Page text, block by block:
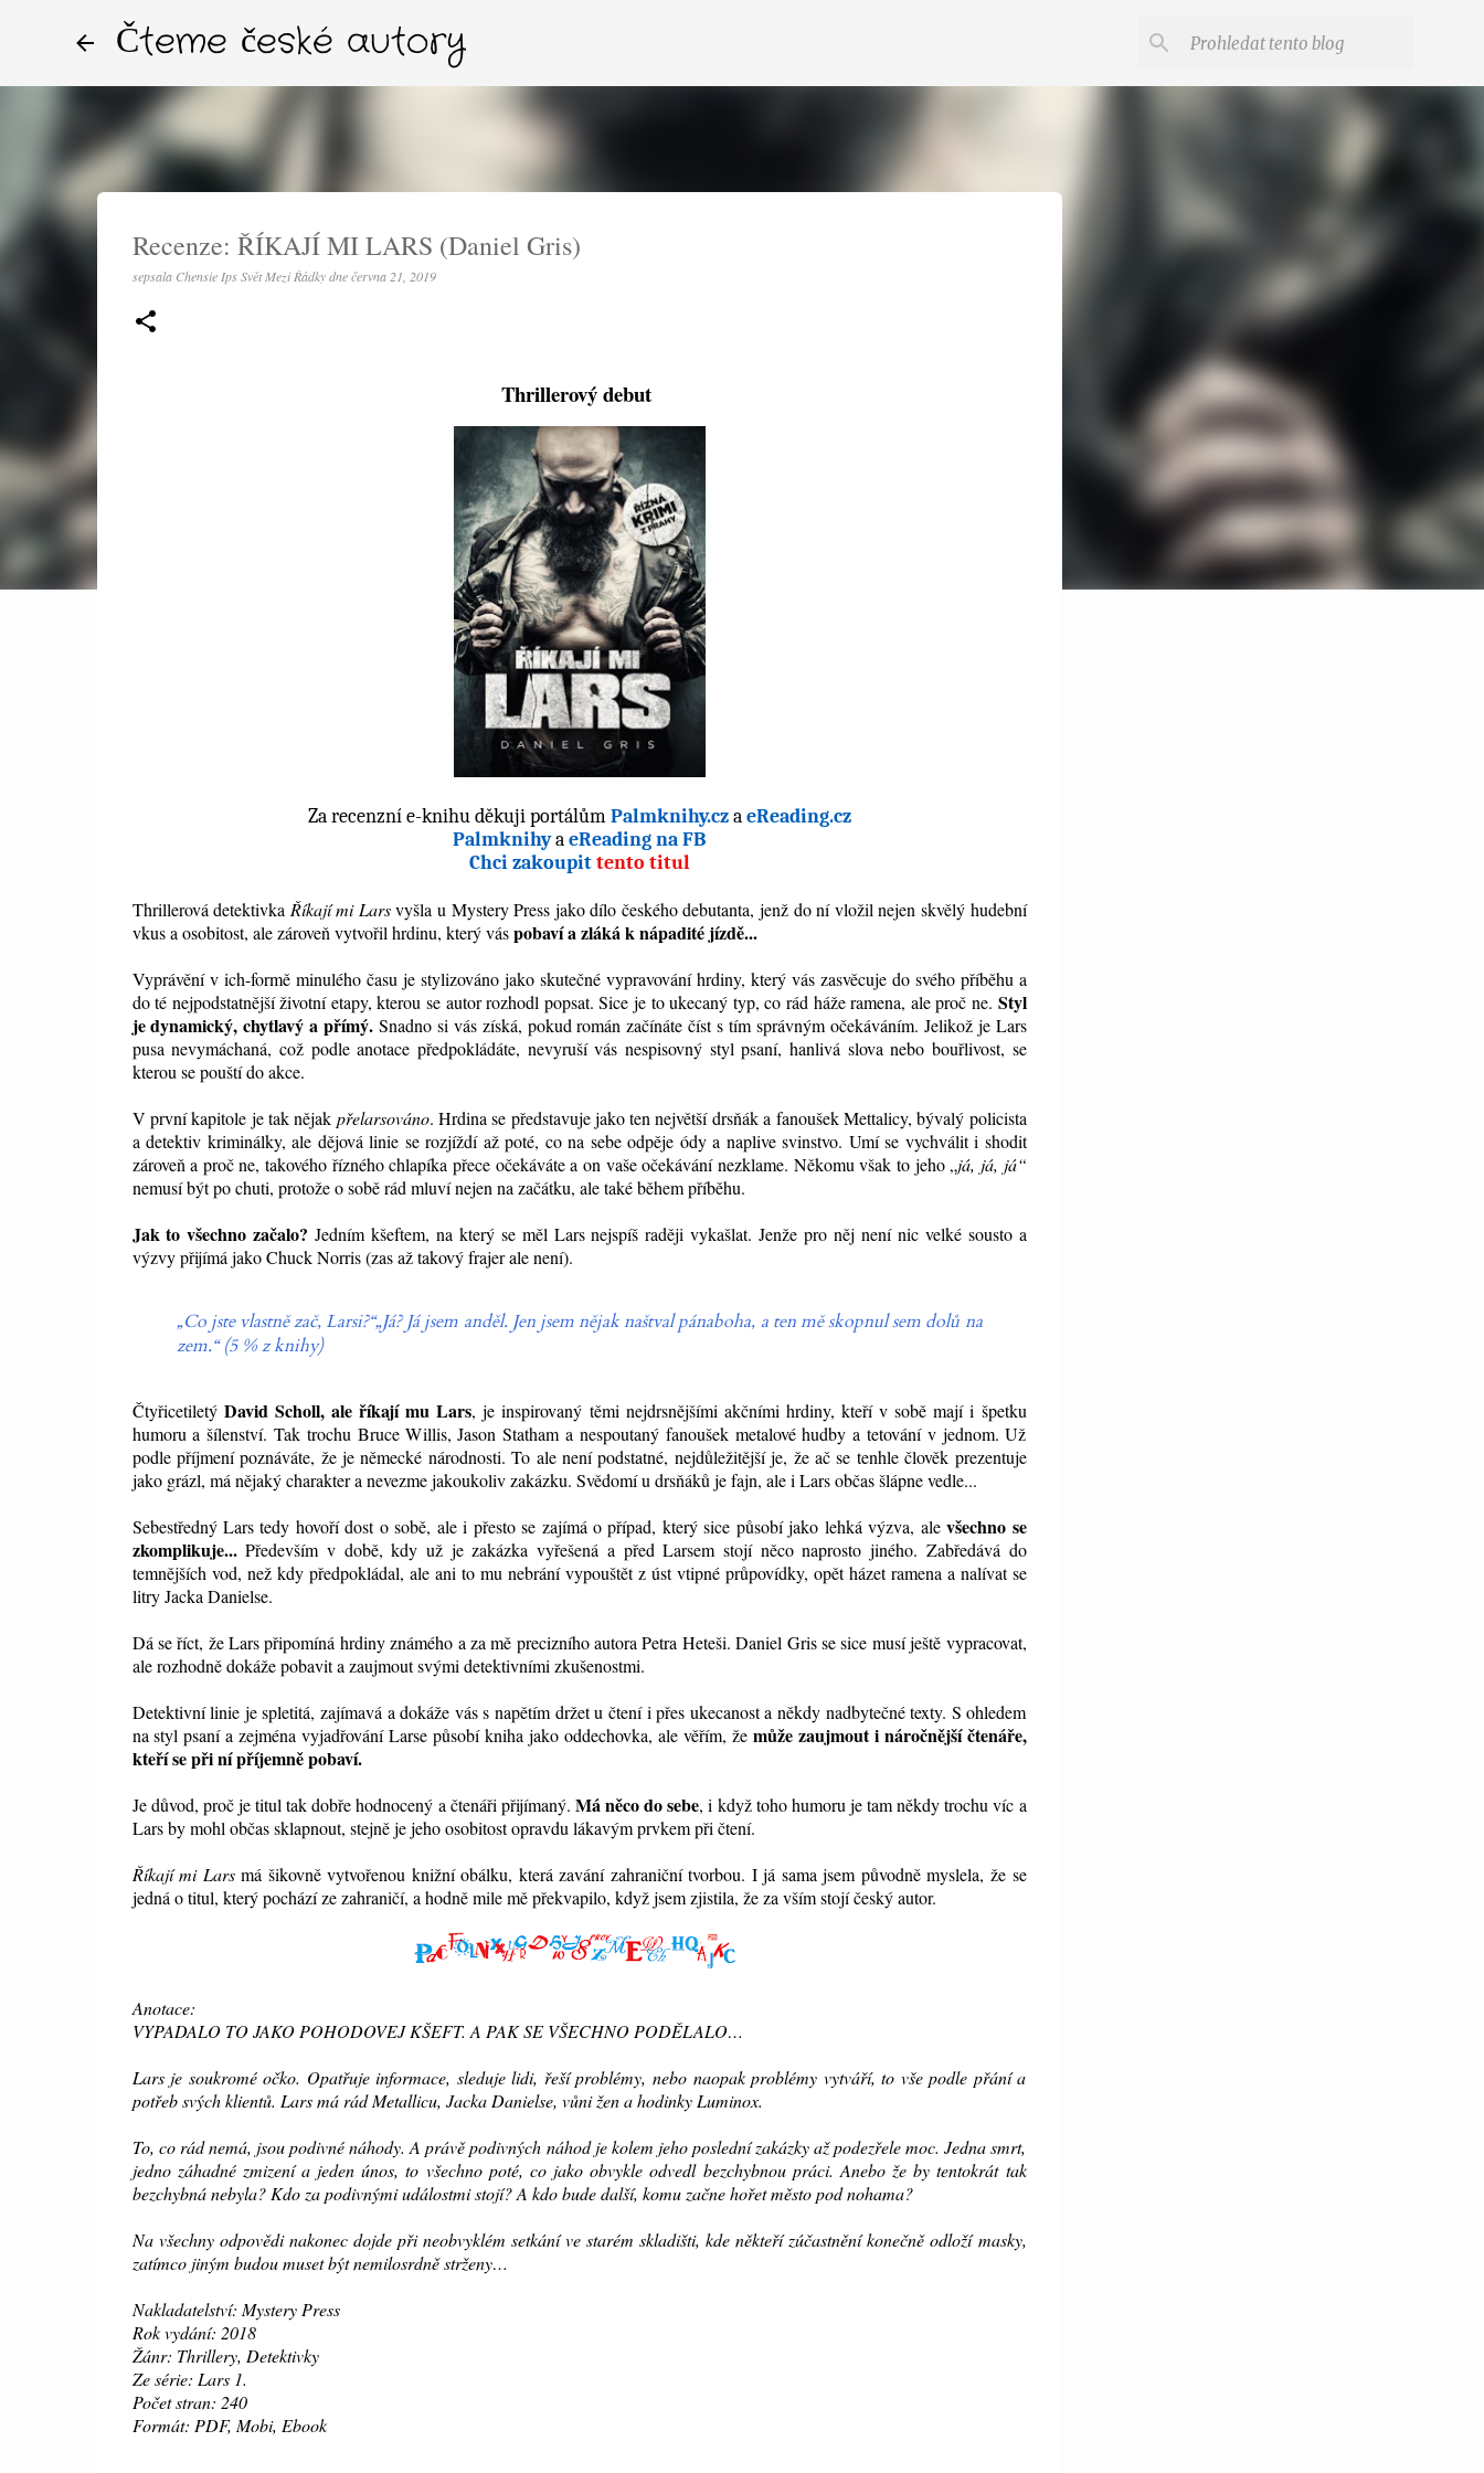
Čteme české autory
Recenze: ŘÍKAJÍ MI LARS (Daniel Gris)
sepsala Chensie Ips Svět Mezi Řádky dnečervna 21, 2019
Thrillerový debut
Za recenzní e-knihu děkuji portálům Palmknihy.cz a eReading.cz
PalmknihyaeReading na FB
Chci zakoupittento titul
Thrillerová detektivka Říkají mi Larsvyšla u Mystery Press jako dílo českého debutanta, jenž do ní vložil nejen skvělý hudební
vkus a osobitost, ale zároveň vytvořil hrdinu, který váspobaví a zláká k nápadité jízdě...
Vyprávění v ich-formě minulého času je stylizováno jako skutečné vypravování hrdiny, který vás zasvěcuje do svého příběhu a
do té nejpodstatnější životní etapy, kterou se autor rozhodl popsat. Sice je to ukecaný typ, co rád háže ramena, ale proč ne. Styl
je dynamický, chytlavý a přímý. Snadno si vás získá, pokud román začínáte číst s tím správným očekáváním. Jelikož je Lars
pusa nevymáchaná, což podle anotace předpokládáte, nevyruší vás nespisovný styl psaní, hanlivá slova nebo bouřlivost, se
kterou se pouští do akce.
V první kapitole je tak nějak přelarsováno. Hrdina se představuje jako ten největší drsňák a fanoušek Mettalicy, bývalý policista
a detektiv kriminálky, ale dějová linie se rozjíždí až poté, co na sebe odpěje ódy a naplive svinstvo. Umí se vychválit i shodit
zároveň a proč ne, takového řízného chlapíka přece očekáváte a on vaše očekávání nezklame. Někomu však to jeho „já, já, já“
nemusí být po chuti, protože o sobě rád mluví nejen na začátku, ale také během příběhu.
Jak to všechno začalo? Jedním kšeftem, na který se měl Lars nejspíš raději vykašlat. Jenže pro něj není nic velké sousto a
výzvy přijímá jako Chuck Norris (zas až takový frajer ale není).
„Co jste vlastně zač, Larsi?“„Já? Já jsem anděl. Jen jsem nějak naštval pánaboha, a ten mě skopnul sem dolů na
zem.“ (5 % z knihy)
Čtyřicetiletý David Scholl, ale říkají mu Lars, je inspirovaný těmi nejdrsnějšími akčními hrdiny, kteří v sobě mají i špetku
humoru a šílenství. Tak trochu Bruce Willis, Jason Statham a nespoutaný fanoušek metalové hudby a tetování v jednom. Už
podle příjmení poznáváte, že je německé národnosti. To ale není podstatné, nejdůležitější je, že ač se tenhle člověk prezentuje
jako grázl, má nějaký charakter a nevezme jakoukoliv zakázku. Svědomí u drsňáků je fajn, ale i Lars občas šlápne vedle...
Sebestředný Lars tedy hovoří dost o sobě, ale i přesto se zajímá o případ, který sice působí jako lehká výzva, alevšechno se
zkomplikuje...Především v době, kdy už je zakázka vyřešená a před Larsem stojí něco naprosto jiného. Zabředává do
temnějších vod, než kdy předpokládal, ale ani to mu nebrání vypouštět z úst vtipné průpovídky, opět házet ramena a nalívat se
litry Jacka Danielse.
Dá se říct, že Lars připomíná hrdiny známého a za mě precizního autora Petra Heteši. Daniel Gris se sice musí ještě vypracovat,
ale rozhodně dokáže pobavit a zaujmout svými detektivními zkušenostmi.
Detektivní linie je spletitá, zajímavá a dokáže vás s napětím držet u čtení i přes ukecanost a někdy nadbytečné texty. S ohledem
na styl psaní a zejména vyjadřování Larse působí kniha jako oddechovka, ale věřím, žemůže zaujmout i náročnější čtenáře,
kteří se při ní příjemně pobaví.
Je důvod, proč je titul tak dobře hodnocený a čtenáři přijímaný. Má něco do sebe, i když toho humoru je tam někdy trochu víc a
Lars by mohl občas sklapnout, stejně je jeho osobitost opravdu lákavým prvkem při čtení.
Říkají mi Larsmá šikovně vytvořenou knižní obálku, která zavání zahraniční tvorbou. I já sama jsem původně myslela, že se
jedná o titul, který pochází ze zahraničí, a hodně mile mě překvapilo, když jsem zjistila, že za vším stojí český autor.
Anotace:
VYPADALO TO JAKO POHODOVEJ KŠEFT. A PAK SE VŠECHNO PODĚLALO…
Lars je soukromé očko. Opatřuje informace, sleduje lidi, řeší problémy, nebo naopak problémy vytváří, to vše podle přání a
potřeb svých klientů. Lars má rád Metallicu, Jacka Danielse, vůni žen a hodinky Luminox.
To, co rád nemá, jsou podivné náhody. A právě podivných náhod je kolem jeho poslední zakázky až podezřele moc. Jedna smrt,
jedno záhadné zmizení a jeden únos, to všechno poté, co jako obvykle odvedl bezchybnou práci. Anebo že by tentokrát tak
bezchybná nebyla? Kdo za podivnými událostmi stojí? A kdo bude další, komu začne hořet město pod nohama?
Na všechny odpovědi nakonec dojde při neobvyklém setkání ve starém skladišti, kde někteří zúčastnění konečně odloží masky,
zatímco jiným budou muset být nemilosrdně strženy…
Nakladatelství: Mystery Press
Rok vydání: 2018
Žánr: Thrillery, Detektivky
Ze série: Lars 1.
Počet stran: 240
Formát: PDF, Mobi, Ebook